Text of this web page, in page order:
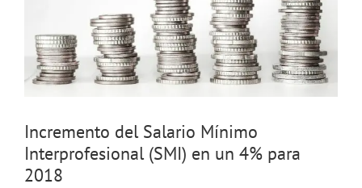
Incremento del Salario Mínimo
Interprofesional (SMI) en un 4% para
2018